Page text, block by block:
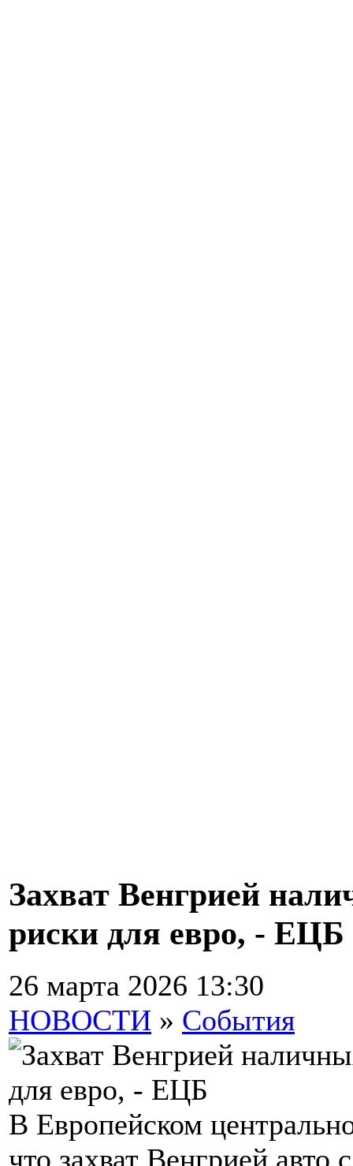
Захват Венгрией
риски для евро, - ЕЦБ
26 марта 2026 13:30
НОВОСТИ » События
В Европейском
что захват Венгрией